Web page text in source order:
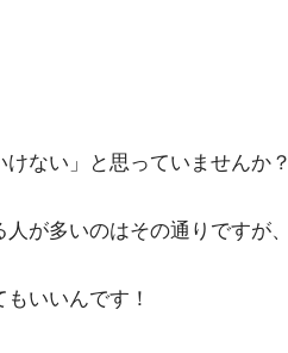
ない」と思っていませんか？
が多いのはその通りですが、
いいんです！